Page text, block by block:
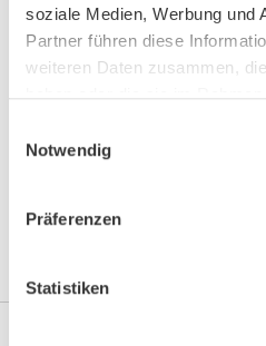
soziale Medien, Werbung und
Partner führen diese
weiteren Daten zusammen,
haben oder die sie im
Notwendig
Präferenzen
Statistiken
Do-Fr:8:00-12:00 Uhr /
Sa: 9:00 - 12:00 Uhr
Google Map zu sehen